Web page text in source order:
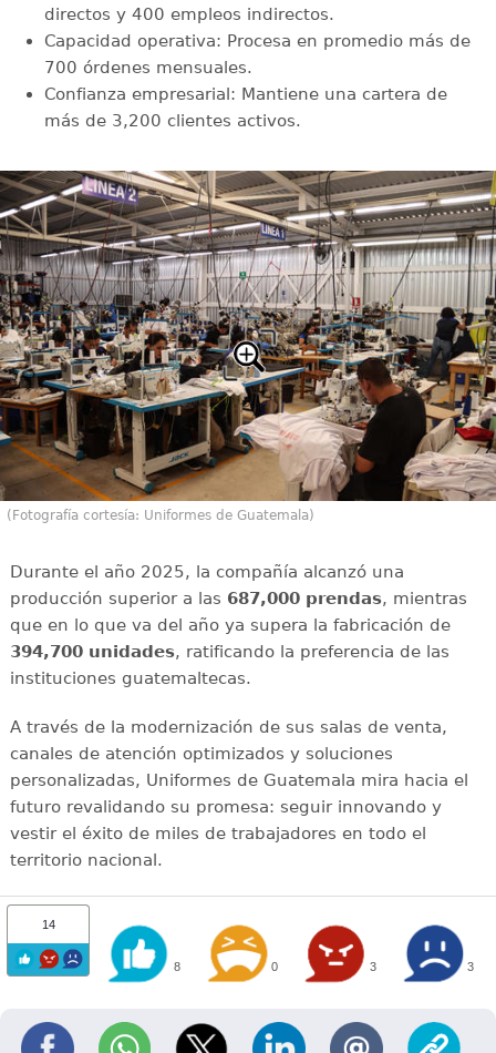
directos y 400 empleos indirectos.
Capacidad operativa: Procesa en promedio más de
700 órdenes mensuales.
Confianza empresarial: Mantiene una cartera de
más de 3,200 clientes activos.
(Fotografía cortesía: Uniformes de Guatemala)
Durante el año 2025, la compañía alcanzó una
producción superior a las 687,000 prendas, mientras
que en lo que va del año ya supera la fabricación de
394,700 unidades, ratificando la preferencia de las
instituciones guatemaltecas.
A través de la modernización de sus salas de venta,
canales de atención optimizados y soluciones
personalizadas, Uniformes de Guatemala mira hacia el
futuro revalidando su promesa: seguir innovando y
vestir el éxito de miles de trabajadores en todo el
territorio nacional.
14
8 0 3 3